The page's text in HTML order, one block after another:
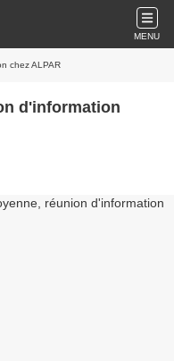
MENU
chez ALPAR
d'information